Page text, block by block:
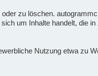
zu löschen.
um Inhalte handelt, die
Nutzung etwa zu